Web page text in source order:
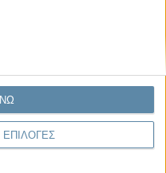
να είναι (letting